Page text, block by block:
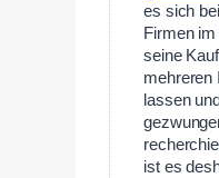
es sich
Firmen
seine
mehreren
lassen
ist es